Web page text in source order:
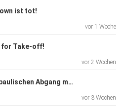
ist tot!
vor 1 Woche
for Take-off!
vor 2 Wochen
Folge 172 - Einen paulischen Abgang machen!
vor 3 Wochen